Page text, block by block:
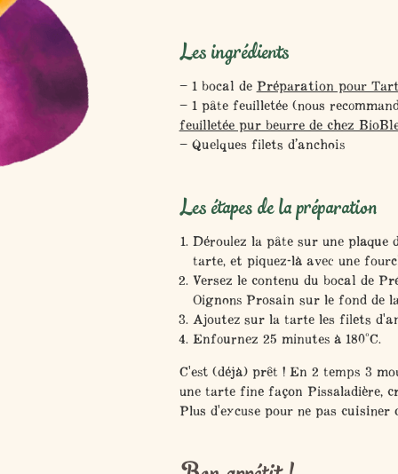
Les ingrédients
1 bocal de Préparation pour
1 pâte feuilletée (nous
feuilletée pur beurre de chez
Quelques filets d’anchois
Les étapes de la préparation
Déroulez la pâte sur une plaque
tarte, et piquez-là avec une
Versez le contenu du bocal de
Oignons Prosain sur le fond de
Ajoutez sur la tarte les filets
Enfournez 25 minutes à 180°C.
C'est (déjà) prêt ! En 2 temps 3
une tarte fine façon Pissaladière,
Plus d'excuse pour ne pas